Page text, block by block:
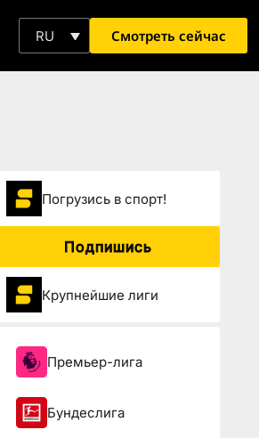
RU Смотреть сейчас
Погрузиcь в спорт!
Подпишись
Крупнейшие лиги
Премьер-лига
Бундеслига